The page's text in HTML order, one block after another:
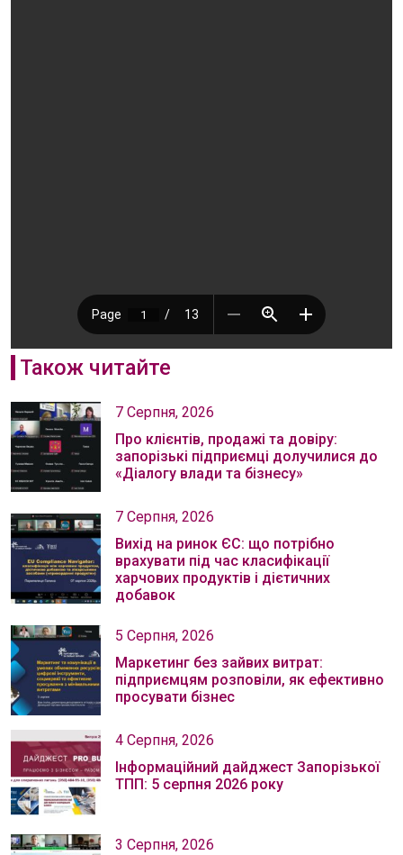
Також читайте
7 Серпня, 2026
Про клієнтів, продажі та довіру:
запорізькі підприємці долучилися до
«Діалогу влади та бізнесу»
7 Серпня, 2026
Вихід на ринок ЄС: що потрібно
врахувати під час класифікації
харчових продуктів і дієтичних
добавок
5 Серпня, 2026
Маркетинг без зайвих витрат:
підприємцям розповіли, як ефективно
просувати бізнес
4 Серпня, 2026
Інформаційний дайджест Запорізької
ТПП: 5 серпня 2026 року
3 Серпня, 2026